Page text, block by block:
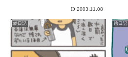
2003.11.08
絵日記 絵日記